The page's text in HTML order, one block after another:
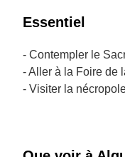
Essentiel
- Contempler le
- Aller à la Foire de
- Visiter la